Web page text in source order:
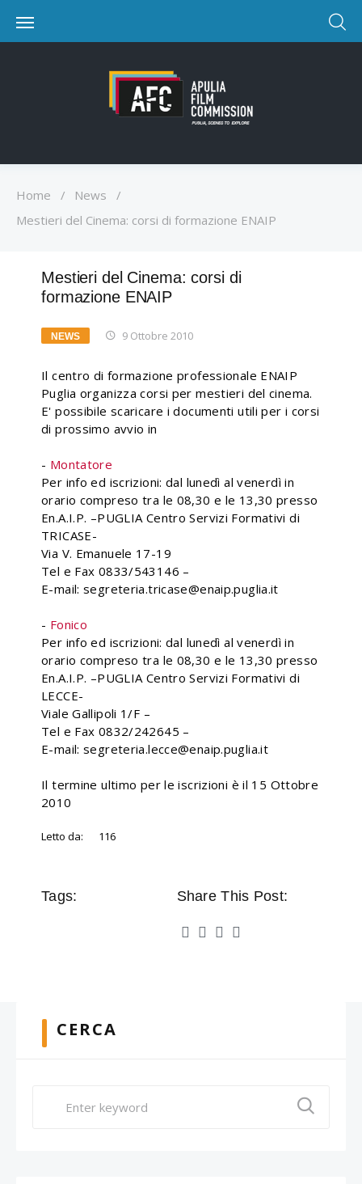
Home / News
/
Mestieri del Cinema: corsi di formazione ENAIP
Mestieri del Cinema: corsi di
formazione ENAIP
NEWS 9 Ottobre 2010
Il centro di formazione professionale ENAIP
Puglia organizza corsi per mestieri del cinema.
E' possibile scaricare i documenti utili per i corsi
di prossimo avvio in
- Montatore
Per info ed iscrizioni: dal lunedì al venerdì in
orario compreso tra le 08,30 e le 13,30 presso
En.A.I.P. –PUGLIA Centro Servizi Formativi di
TRICASE-
Via V. Emanuele 17-19
Tel e Fax 0833/543146 –
E-mail: segreteria.tricase@enaip.puglia.it
- Fonico
Per info ed iscrizioni: dal lunedì al venerdì in
orario compreso tra le 08,30 e le 13,30 presso
En.A.I.P. –PUGLIA Centro Servizi Formativi di
LECCE-
Viale Gallipoli 1/F –
Tel e Fax 0832/242645 –
E-mail: segreteria.lecce@enaip.puglia.it
Il termine ultimo per le iscrizioni è il 15 Ottobre
2010
Letto da: 116
Tags: Share This Post:
CERCA